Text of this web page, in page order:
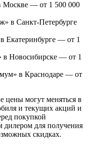
Москве — от 1 500 000
в Санкт-Петербурге
Екатеринбурге — от 1
в Новосибирске — от 1
в Краснодаре — от
цены могут меняться в
и текущих акций и
покупкой
дилером для получения
скидках.